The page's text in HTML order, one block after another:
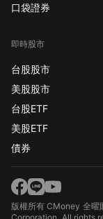
口袋證券
即時股市
台股股市
美股股市
台股ETF
美股ETF
債券
版權所有 CMoney 全